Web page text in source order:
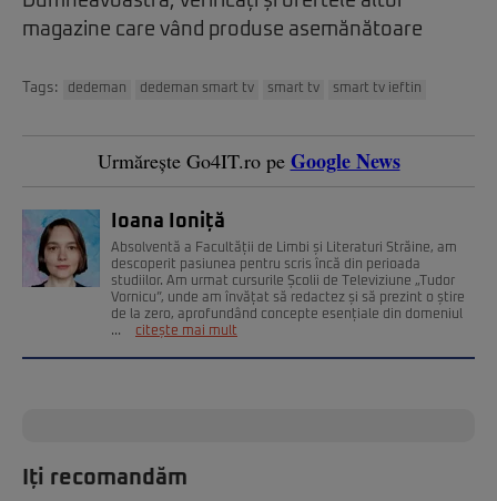
magazine care vând produse asemănătoare
Tags: dedeman dedeman smart tv smart tv smart tv ieftin
Urmărește Go4IT.ro pe Google News
Ioana Ioniță
Absolventă a Facultății de Limbi și Literaturi Străine, am
descoperit pasiunea pentru scris încă din perioada
studiilor. Am urmat cursurile Școlii de Televiziune „Tudor
Vornicu”, unde am învățat să redactez și să prezint o știre
de la zero, aprofundând concepte esențiale din domeniul
...
citește mai mult
Iți recomandăm